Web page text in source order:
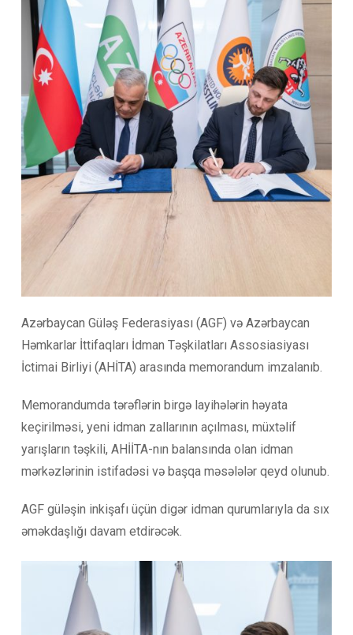
Azərbaycan Güləş Federasiyası (AGF) və Azərbaycan
Həmkarlar İttifaqları İdman Təşkilatları Assosiasiyası
İctimai Birliyi (AHİTA) arasında memorandum imzalanıb.
Memorandumda tərəflərin birgə layihələrin həyata
keçirilməsi, yeni idman zallarının açılması, müxtəlif
yarışların təşkili, AHİİTA-nın balansında olan idman
mərkəzlərinin istifadəsi və başqa məsələlər qeyd olunub.
AGF güləşin inkişafı üçün digər idman qurumlarıyla da sıx
əməkdaşlığı davam etdirəcək.